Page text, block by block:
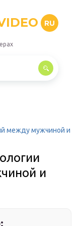
RU
между мужчиной и
и